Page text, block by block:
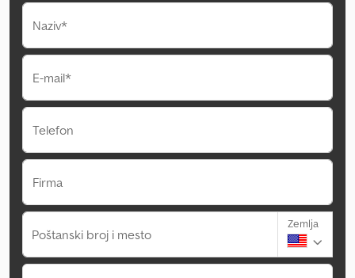
Naziv*
E-mail*
Telefon
Firma
Poštanski broj i mesto
Zemlja